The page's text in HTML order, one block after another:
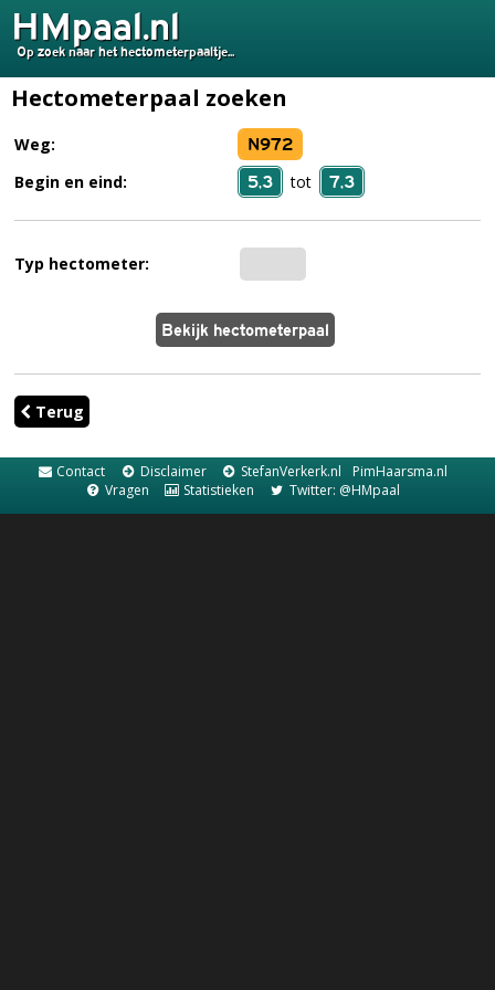
HMpaal.nl
Op zoek naar het hectometerpaaltje...
Hectometerpaal zoeken
Weg: N972
Begin en eind: 5,3 tot 7,3
Typ hectometer:
Terug
Contact Disclaimer StefanVerkerk.nl
PimHaarsma.nl
Vragen
Statistieken Twitter: @HMpaal